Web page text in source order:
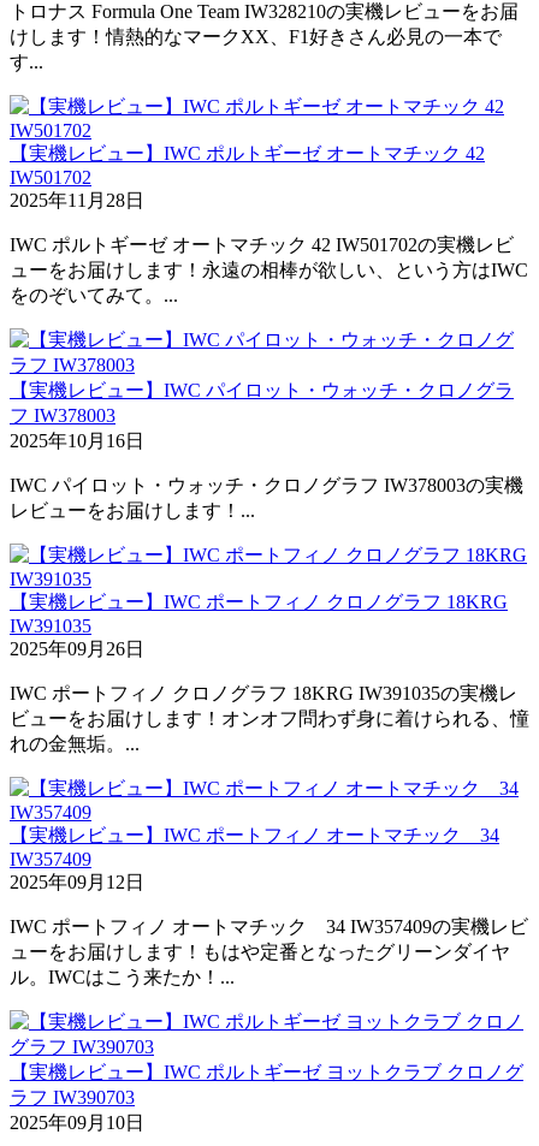
トロナス Formula One Team IW328210の実機レビューをお届
けします！情熱的なマークXX、F1好きさん必見の一本で
す...
【実機レビュー】IWC ポルトギーゼ オートマチック 42
IW501702
2025年11月28日
IWC ポルトギーゼ オートマチック 42 IW501702の実機レビ
ューをお届けします！永遠の相棒が欲しい、という方はIWC
をのぞいてみて。...
【実機レビュー】IWC パイロット・ウォッチ・クロノグラ
フ IW378003
2025年10月16日
IWC パイロット・ウォッチ・クロノグラフ IW378003の実機
レビューをお届けします！...
【実機レビュー】IWC ポートフィノ クロノグラフ 18KRG
IW391035
2025年09月26日
IWC ポートフィノ クロノグラフ 18KRG IW391035の実機レ
ビューをお届けします！オンオフ問わず身に着けられる、憧
れの金無垢。...
【実機レビュー】IWC ポートフィノ オートマチック 34
IW357409
2025年09月12日
IWC ポートフィノ オートマチック 34 IW357409の実機レビ
ューをお届けします！もはや定番となったグリーンダイヤ
ル。IWCはこう来たか！...
【実機レビュー】IWC ポルトギーゼ ヨットクラブ クロノグ
ラフ IW390703
2025年09月10日